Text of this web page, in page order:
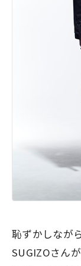
恥ずかしなが
SUGIZOさん